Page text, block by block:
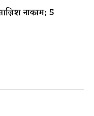
नाकाम; 5